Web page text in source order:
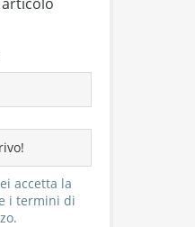
accetta la
i termini di